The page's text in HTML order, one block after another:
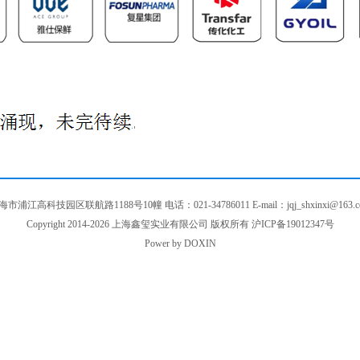
市浦江高科技园区联航路1188号10幢 电话：021-34786011 E-mail：
Copyright 2014-2026 上海鑫玺实业有限公司 版权所有 沪ICP备19012347号
Power by DOXIN